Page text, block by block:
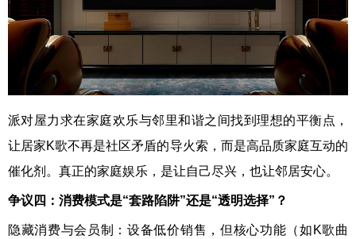
派对屋力求在家庭欢乐与邻里和谐之间找到理想的平衡点，
让居家K歌不再是社区矛盾的导火索，而是高品质家庭互动的
催化剂。真正的家庭娱乐，是让自己尽兴，也让邻居安心。
争议 四 ：消费模式是“套路陷阱”还是“透明选择”？
隐藏消费与会员制：设备低价销售，但核心功能（如K歌曲